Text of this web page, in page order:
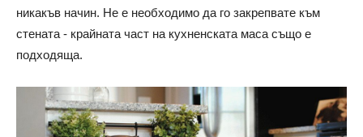
никакъв начин. Не е необходимо да го закрепвате към
стената - крайната част на кухненската маса също е
подходяща.